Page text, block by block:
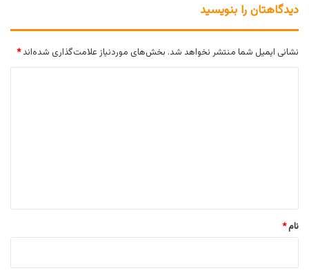
دیدگاهتان را بنویسید
نشانی ایمیل شما منتشر نخواهد شد. بخش‌های موردنیاز علامت‌گذاری شده‌اند*
نام*